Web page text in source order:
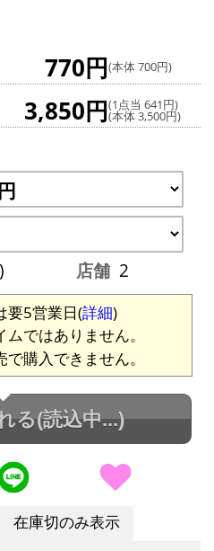
770円(本体 700円)
3,850円(1点当 641円)
(本体 3,500円)
) 店舗 2
要5営業日(詳細)
ではありません。
購入できません。
る(読込中...)
在庫切のみ表示